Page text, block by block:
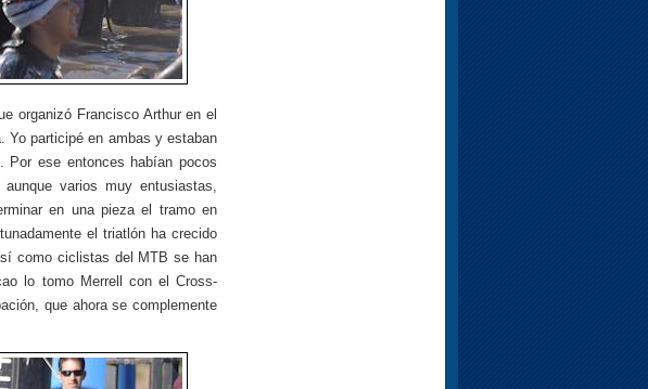
organizó Francisco Arthur en el
Yo participé en ambas y estaban
Por ese entonces habían pocos
varios muy entusiastas,
en una pieza el tramo en
el triatlón ha crecido
como ciclistas del MTB se han
lo tomo Merrell con el Cross-
que ahora se complemente